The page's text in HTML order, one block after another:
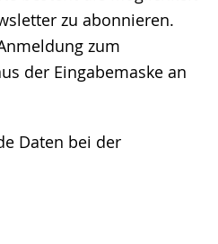
zu abonnieren.
zum
der Eingabemaske an
Daten bei der